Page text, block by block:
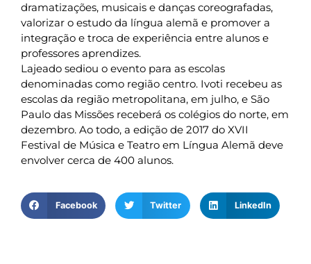
dramatizações, musicais e danças coreografadas,
valorizar o estudo da língua alemã e promover a
integração e troca de experiência entre alunos e
professores aprendizes.
Lajeado sediou o evento para as escolas
denominadas como região centro. Ivoti recebeu as
escolas da região metropolitana, em julho, e São
Paulo das Missões receberá os colégios do norte, em
dezembro. Ao todo, a edição de 2017 do XVII
Festival de Música e Teatro em Língua Alemã deve
envolver cerca de 400 alunos.
Facebook Twitter LinkedIn